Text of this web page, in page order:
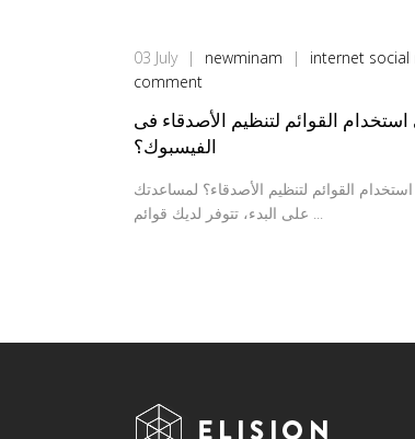
03 July | newminam | internet social
comment
القوائم لتنظيم الأصدقاء فى
الفيسبوك؟
القوائم لتنظيم الأصدقاء؟ لمساعدتك
على البدء، تتوفر لديك قوائم ...